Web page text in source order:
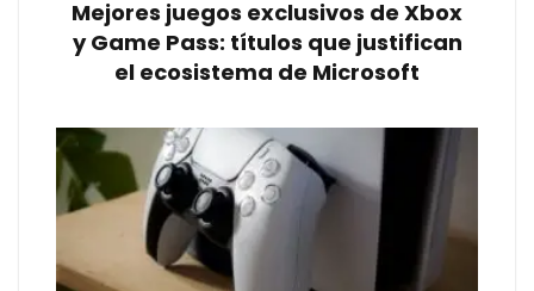
Mejores juegos exclusivos de Xbox
y Game Pass: títulos que justifican
el ecosistema de Microsoft